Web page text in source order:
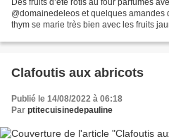
Des fruits d’été rotis au four parfumés
@domainedeleos et quelques amandes
thym se marie très bien avec les fruits
Clafoutis aux abricots
Publié le 14/08/2022 à 06:18
Par ptitecuisinedepauline